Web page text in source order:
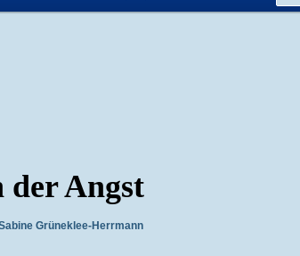
der Angst
Grüneklee-Herrmann